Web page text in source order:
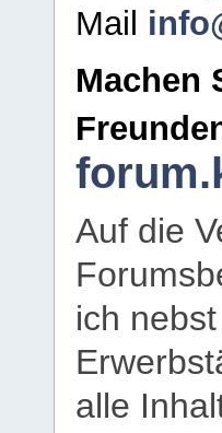
Mail
Machen
Auf die
ich
alle